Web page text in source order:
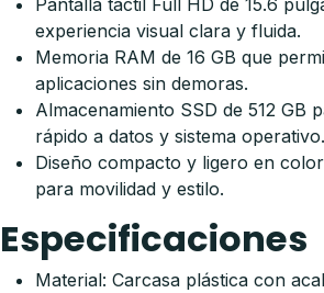
experiencia visual clara y fluida.
Memoria RAM de 16 GB que
aplicaciones sin demoras.
Almacenamiento SSD de 512 GB
rápido a datos y sistema operativo.
Diseño compacto y ligero en
para movilidad y estilo.
Especificaciones
Material: Carcasa plástica con